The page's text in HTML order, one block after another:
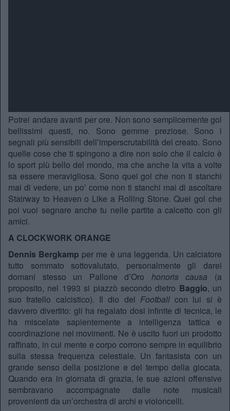
Potrei andare avanti per ore. Non sono semplicemente gol
bellissimi questi, no. Sono gemme preziose. Sono i
segnali più sensibili dell’imperscrutabilità del creato. Sono
quelle cose che ti spingono a dire non solo che il calcio è
lo sport più bello del mondo, ma che anche la vita a volte
sa essere meravigliosa. Sono quei gol che non ti stanchi
mai di vedere, un po’ come non ti stanchi mai di ascoltare
Stairway to Heaven o Like a Rolling Stone. Quei gol che
poi vuoi segnare anche tu nelle partite a calcetto con gli
amici.
A CLOCKWORK ORANGE
Dennis Bergkamp per me è una leggenda. Un calciatore
tutto sommato sottovalutato, personalmente gli darei
domani stesso un Pallone d’Oro honoris causa (a
proposito, nel 1993 si piazzò secondo dietro Baggio, un
suo fratello calcistico). Il dio del Footballcon lui si è
davvero divertito: gli ha regalato dosi infinite di tecnica, le
ha miscelate sapientemente a intelligenza tattica e
coordinazione nei movimenti. Ne è uscito fuori un prodotto
raffinato, in cui mente e corpo corrono sempre in equilibrio
sulla stessa frequenza celestiale. Un fantasista con un
grande senso della posizione e del tempo della giocata.
Quando era in giornata di grazia, le sue azioni offensive
sembravano accompagnate dalle note musicali
provenienti da un’orchestra di archi e violoncelli.